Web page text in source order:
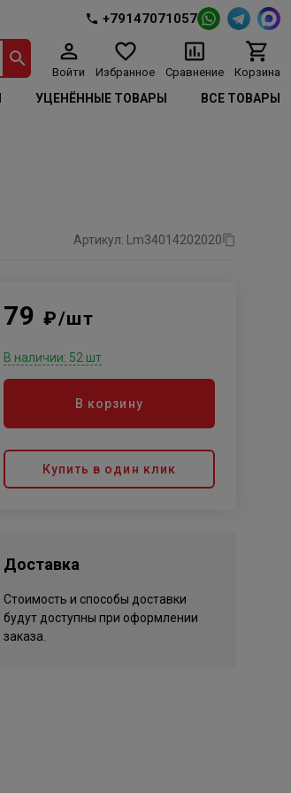
+79147071057
Войти Избранное Сравнение Корзина
УЦЕНЁННЫЕ ТОВАРЫ ВСЕ ТОВАРЫ
Артикул: Lm34014202020
79₽/шт
В наличии: 52 шт
В корзину
Купить в один клик
Доставка
Стоимость и способы доставки
будут доступны при оформлении
заказа.